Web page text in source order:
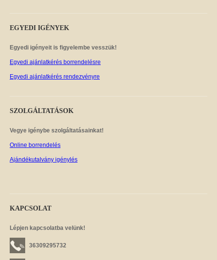
EGYEDI IGÉNYEK
Egyedi igényeit is figyelembe vesszük!
Egyedi ajánlatkérés borrendelésre
Egyedi ajánlatkérés rendezvényre
SZOLGÁLTATÁSOK
Vegye igénybe szolgáltatásainkat!
Online borrendelés
Ajándékutalvány igénylés
KAPCSOLAT
Lépjen kapcsolatba velünk!
36309295732